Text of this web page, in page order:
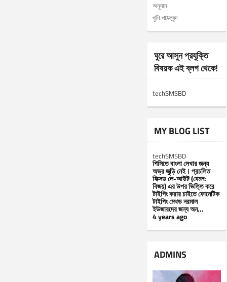
অনুদান
খুশি পাঠকবৃন্দ
ঘুরে আসুন প্রযুক্তি
বিষয়ক এই ব্লগ থেকে!
techSMSBD
MY BLOG LIST
techSMSBD
পিসিতে বাংলা লেখার জন্য
অভ্র জুড়ি নেই। প্রচলিত
ফিক্সড লে-আউট (যেমন:
বিজয়) এর উপর ভিত্তি করে
টাইপিং করার চাইতে ফোনেটিক
টাইপিং মেথড নরমাল
ইউজারদের জন্য অন...
4 years ago
ADMINS